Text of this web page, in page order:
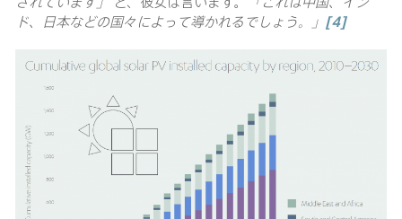
ド、日本などの国々によって導かれるでしょう。」 [4]